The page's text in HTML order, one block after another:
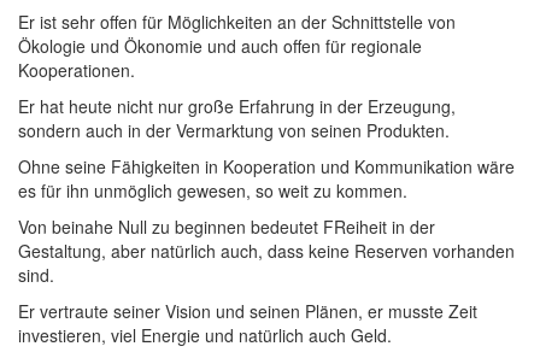
Er ist sehr offen für Möglichkeiten an der Schnittstelle von
Ökologie und Ökonomie und auch offen für regionale
Kooperationen.
Er hat heute nicht nur große Erfahrung in der Erzeugung,
sondern auch in der Vermarktung von seinen Produkten.
Ohne seine Fähigkeiten in Kooperation und Kommunikation wäre
es für ihn unmöglich gewesen, so weit zu kommen.
Von beinahe Null zu beginnen bedeutet FReiheit in der
Gestaltung, aber natürlich auch, dass keine Reserven vorhanden
sind.
Er vertraute seiner Vision und seinen Plänen, er musste Zeit
investieren, viel Energie und natürlich auch Geld.